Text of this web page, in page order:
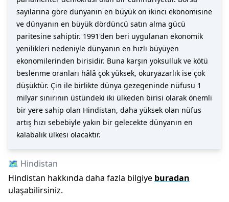
sayılarına göre dünyanın en büyük on ikinci ekonomisine
ve dünyanın en büyük dördüncü satın alma gücü
paritesine sahiptir. 1991'den beri uygulanan ekonomik
yenilikleri nedeniyle dünyanın en hızlı büyüyen
ekonomilerinden birisidir. Buna karşın yoksulluk ve kötü
beslenme oranları hâlâ çok yüksek, okuryazarlık ise çok
düşüktür. Çin ile birlikte dünya gezegeninde nüfusu 1
milyar sınırının üstündeki iki ülkeden birisi olarak önemli
bir yere sahip olan Hindistan, daha yüksek olan nüfus
artış hızı sebebiyle yakın bir gelecekte dünyanın en
kalabalık ülkesi olacaktır.
🗺️ Hindistan
Hindistan hakkında daha fazla bilgiye buradan
ulaşabilirsiniz.